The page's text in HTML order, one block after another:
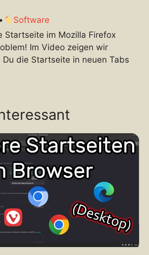
•
Software
Startseite im Mozilla Firefox
Im Video zeigen wir
die Startseite in neuen Tabs